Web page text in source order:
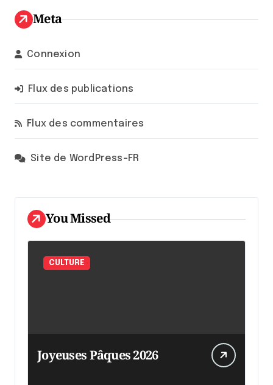
Meta
Connexion
Flux des publications
Flux des commentaires
Site de WordPress-FR
You Missed
CULTURE
Joyeuses Pâques 2026